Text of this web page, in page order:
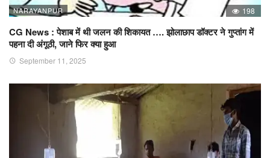
NARAYANPUR 198
CG News : पेशाब में थी जलन की शिकायत …. झोलाछाप डॉक्टर ने गुप्तांग में
पहना दी अंगूठी, जाने फिर क्या हुआ
September 11, 2025